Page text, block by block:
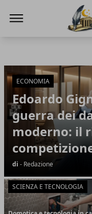
Articoli in Evidenza
ECONOMIA
Edoardo
guerra dei
moderno: il
di - Redazione
SCIENZA E TECNOLOGIA